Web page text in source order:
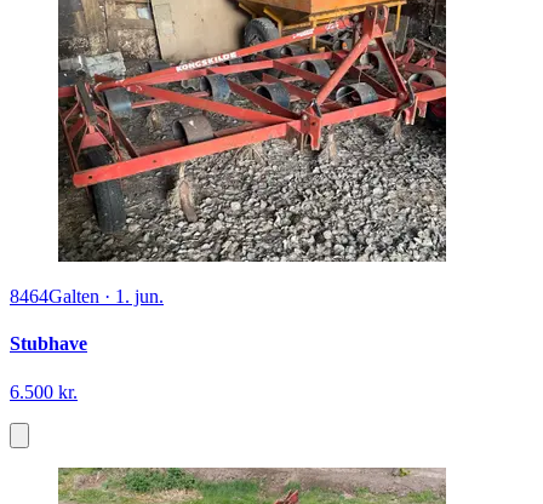
8464Galten · 1. jun.
Stubhave
6.500 kr.